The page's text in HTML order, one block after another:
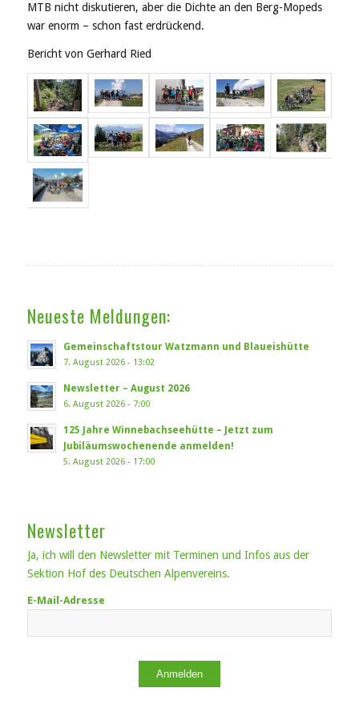
MTB nicht diskutieren, aber die Dichte an den Berg-Mopeds
war enorm – schon fast erdrückend.
Bericht von Gerhard Ried
Neueste Meldungen:
Gemeinschaftstour Watzmann und Blaueishütte
7. August 2026 - 13:02
Newsletter – August 2026
6. August 2026 - 7:00
125 Jahre Winnebachseehütte – Jetzt zum
Jubiläumswochenende anmelden!
5. August 2026 - 17:00
Newsletter
Ja, ich will den Newsletter mit Terminen und Infos aus der
Sektion Hof des Deutschen Alpenvereins.
E-Mail-Adresse
Anmelden